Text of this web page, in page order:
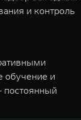
и контроль
обучение и
постоянный